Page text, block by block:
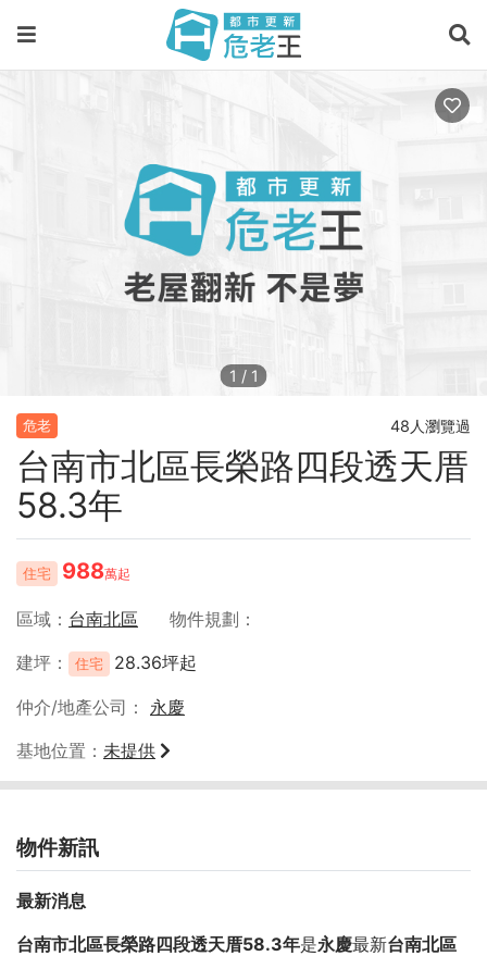
1 / 1
危老 48人瀏覽過
台南市北區長榮路四段透天厝
58.3年
住宅 988萬起
區域 台南北區
物件規劃
建坪
住宅 28.36坪起
仲介/地產公司
永慶
基地位置
未提供
物件新訊
最新消息
台南市北區長榮路四段透天厝58.3年是永慶最新台南北區